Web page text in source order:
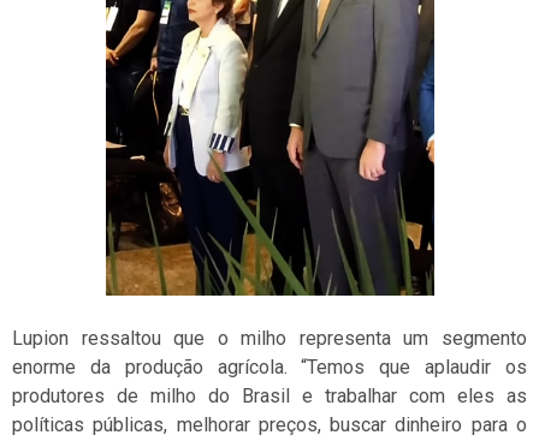
Lupion ressaltou que o milho representa um segmento
enorme da produção agrícola. “Temos que aplaudir os
produtores de milho do Brasil e trabalhar com eles as
políticas públicas, melhorar preços, buscar dinheiro para o